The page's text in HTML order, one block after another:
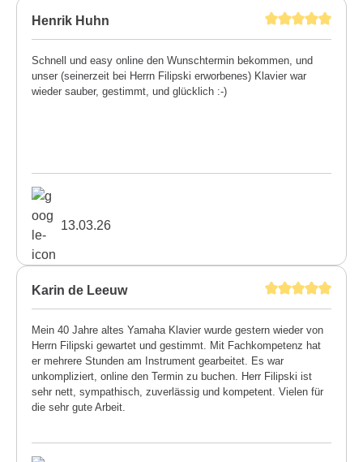
Henrik Huhn
Schnell und easy online den Wunschtermin bekommen, und
unser (seinerzeit bei Herrn Filipski erworbenes) Klavier war
wieder sauber, gestimmt, und glücklich :-)
13.03.26
Karin de Leeuw
Mein 40 Jahre altes Yamaha Klavier wurde gestern wieder von
Herrn Filipski gewartet und gestimmt. Mit Fachkompetenz hat
er mehrere Stunden am Instrument gearbeitet. Es war
unkompliziert, online den Termin zu buchen. Herr Filipski ist
sehr nett, sympathisch, zuverlässig und kompetent. Vielen für
die sehr gute Arbeit.